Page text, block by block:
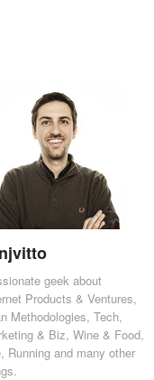
geek about
Products & Ventures,
Methodologies, Tech,
& Biz, Wine & Food,
Running and many other